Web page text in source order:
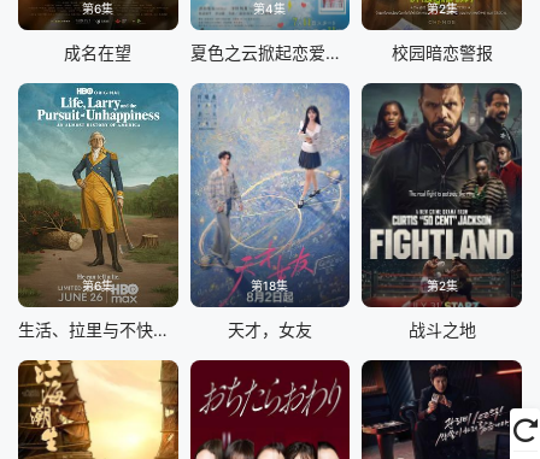
第6集
成名在望
第4集
夏色之云掀起恋爱与风暴
第2集
校园暗恋警报
第6集
生活、拉里与不快乐的追求：一部美国史
第18集
天才，女友
第2集
战斗之地